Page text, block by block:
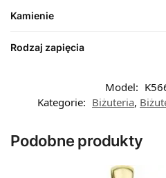
Kamienie
Rodzaj zapięcia
Model:
Kategorie: Biżuteria,
Podobne produkty